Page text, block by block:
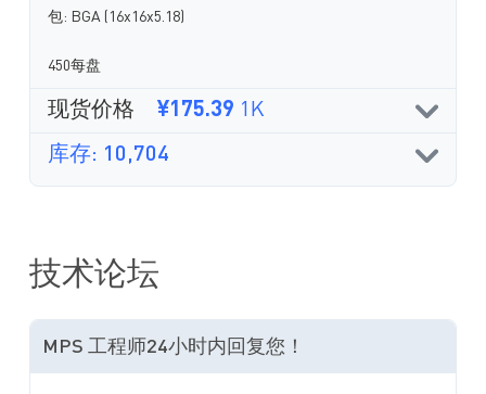
包: BGA (16x16x5.18)
450每盘
现货价格 ¥175.39 1K
库存: 10,704
技术论坛
MPS 工程师24小时内回复您！